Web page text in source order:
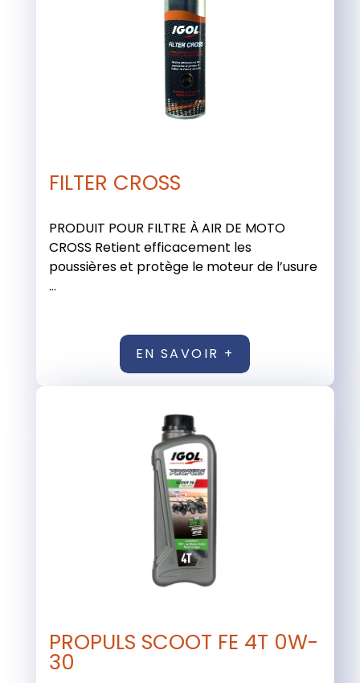
FILTER CROSS
PRODUIT POUR FILTRE À AIR DE MOTO
CROSS Retient efficacement les
poussières et protège le moteur de l’usure
...
EN SAVOIR +
PROPULS SCOOT FE 4T 0W-
30